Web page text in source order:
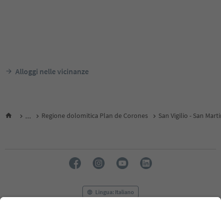
Alloggi nelle vicinanze
... Regione dolomitica Plan de Corones San Vigilio - San
Lingua: Italiano